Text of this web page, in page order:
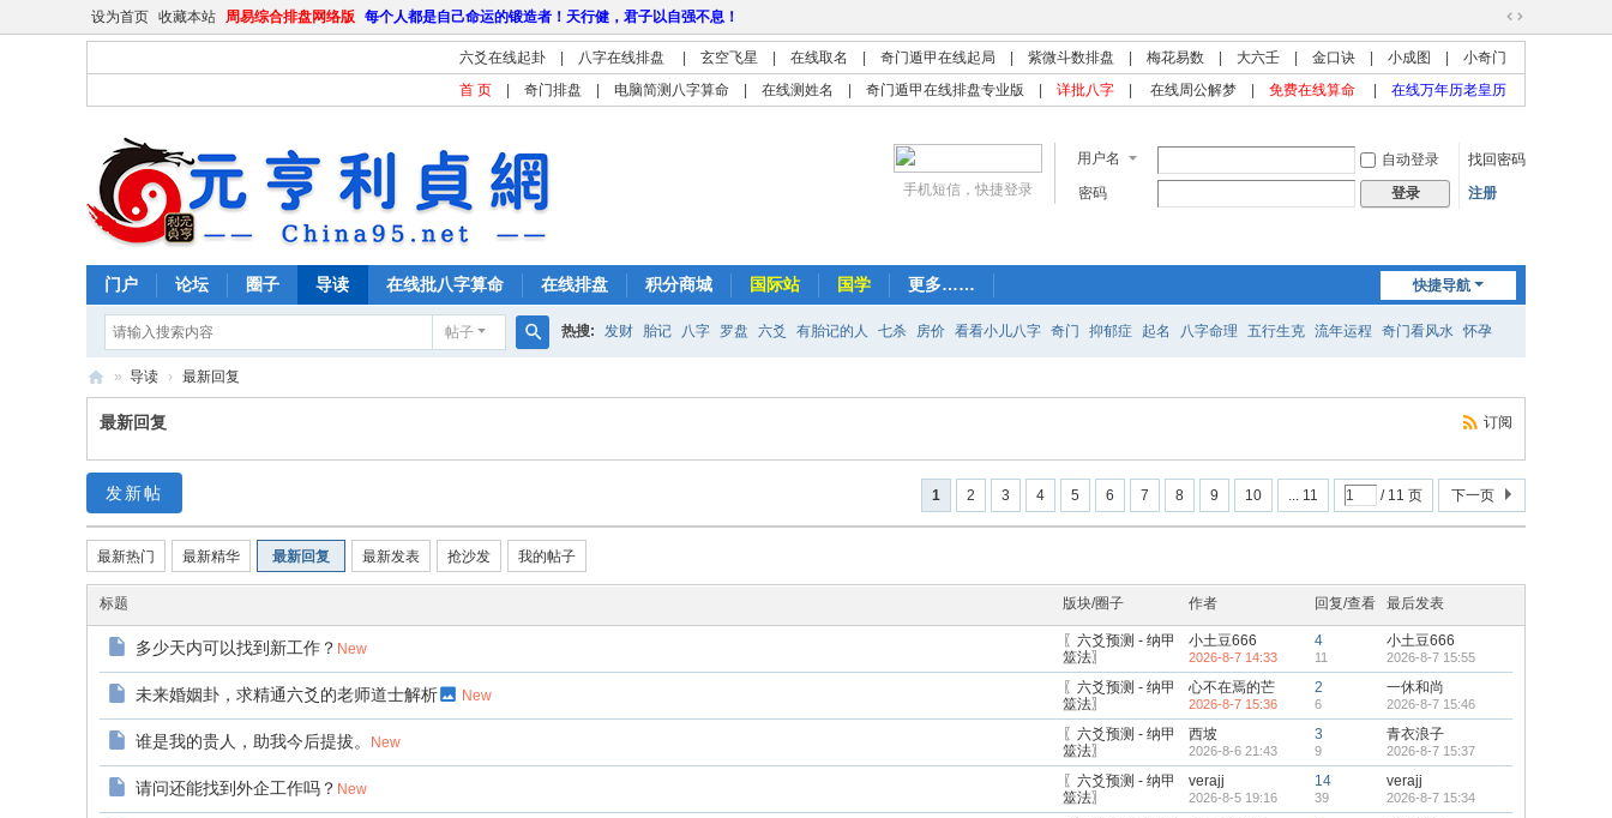
设为首页 收藏本站 周易综合排盘网络版 每个人都是自己命运的锻造者！天行健，君子以自强不息！
切
换
到
宽
六爻在线起卦 八字在线排盘 玄空飞星 在线取名 奇门遁甲在线起局 紫微斗数排盘 梅花易数 大六壬 金口诀 小成图
小奇门
首 页
奇门排盘 电脑简测八字算命 在线测姓名 奇门遁甲在线排盘专业版 详批八字 在线周公解梦 免费在线算命 在线万年历老皇历
用户名 自动登录
找回密码
密码
登录 注册
手机短信，快捷登录
快捷导航
门户 论坛 圈子 导读 在线批八字算命 在线排盘 积分商城 国际站 国学 更多……
帖子
索
热搜: 发财 胎记 八字 罗盘 六爻 有胎记的人 七杀 房价 看看小儿八字 奇门 抑郁症 起名 八字命理 五行生克 流年运程 奇门看风水 怀孕
元
利
贞
网
在
论
» 导读 › 最新回复
订阅
最新回复
1 2 3 4 5 6 7 8 9 10 ... 11 / 11 页 下一页
发新帖
最新热门 最新精华 最新回复 最新发表 抢沙发 我的帖子
标题 版块/圈子 作者 回复/查看 最后发表
多少天内可以找到新工作？ New
〖六爻预测 - 纳甲
筮法〗
小土豆666
2026-8-7 14:33
4
11
小土豆666
2026-8-7 15:55
未来婚姻卦，求精通六爻的老师道士解析 New
〖六爻预测 - 纳甲
筮法〗
心不在焉的芒
2026-8-7 15:36
2
6
一休和尚
2026-8-7 15:46
谁是我的贵人，助我今后提拔。 New
〖六爻预测 - 纳甲
筮法〗
西坡
2026-8-6 21:43
3
9
青衣浪子
2026-8-7 15:37
请问还能找到外企工作吗？ New
〖六爻预测 - 纳甲
筮法〗
verajj
2026-8-5 19:16
14
39
verajj
2026-8-7 15:34